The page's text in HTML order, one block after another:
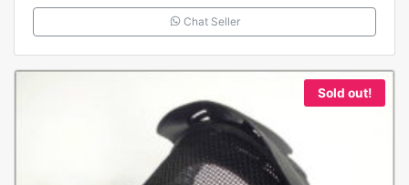
Chat Seller
Sold out!